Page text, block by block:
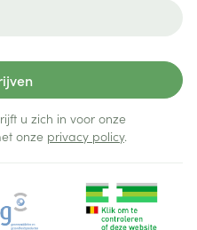
u zich in voor onze
onze privacy policy.